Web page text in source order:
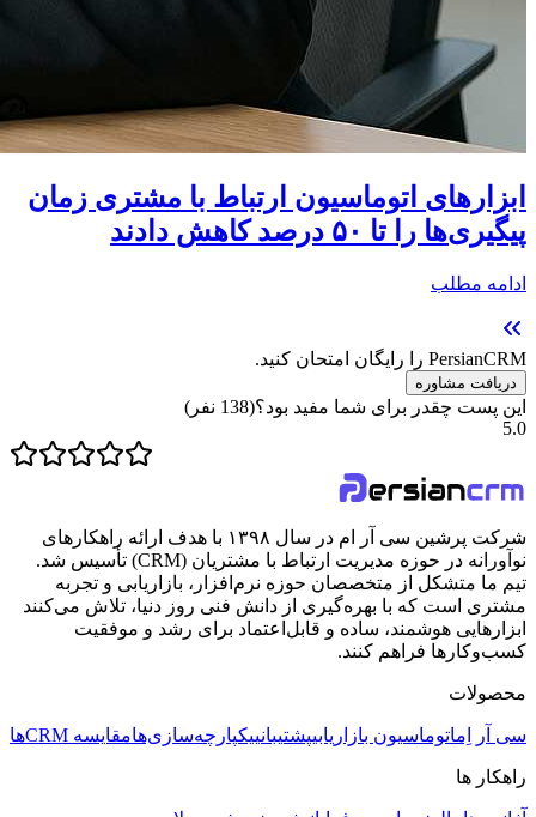
ابزارهای اتوماسیون ارتباط با مشتری زمان
پیگیری‌ها را تا ۵۰ درصد کاهش دادند
ادامه مطلب
PersianCRM را رایگان امتحان کنید.
دریافت مشاوره
این پست چقدر برای شما مفید بود؟(
138 نفر)
5.0
شرکت پرشین سی آر ام در سال ۱۳۹۸ با هدف ارائه راهکارهای
نوآورانه در حوزه مدیریت ارتباط با مشتریان (CRM) تأسیس شد.
تیم ما متشکل از متخصصان حوزه نرم‌افزار، بازاریابی و تجربه
مشتری است که با بهره‌گیری از دانش فنی روز دنیا، تلاش می‌کنند
ابزارهایی هوشمند، ساده و قابل‌اعتماد برای رشد و موفقیت
کسب‌وکارها فراهم کنند.
محصولات
سی آر اِماتوماسیون بازاریابیپشتیبانییکپارچه‌سازی‌هامقایسه CRMها
راهکار ها